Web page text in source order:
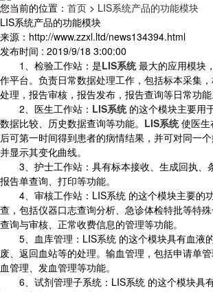
您当前的位置： 首页 > LIS系统产品的功能模块
LIS系统产品的功能模块
来源：http://www.zzxl.ltd/news134394.html
发布时间 : 2019/9/18 3:00:00
1、检验工作站：是LIS系统最大的应用模块
作平台。负责日常数据处理工作，包括标本采集
处理，报告审核，报告发布，报告查询等日常功能
2、医生工作站： LIS系统的这个模块主要用
数据比较、历史数据查询等功能。 LIS系统使医生
后可第一时间得到患者的病情结果，并可对同一
并显示其变化曲线。
3、护士工作站：具有标本接收、生成回执、条
报告单查询、打印等功能。
4、审核工作站：LIS系统 的这个模块主要的
查，包括仪器口志查询分析、急诊体检特批等特
查询与审核、正常收费信息的管理等功能。
5、血库管理：LIS系统 的这个模块具有血液
废、返回血站等的处理。输血管理，包括申请单
血管理、发血管理等功能。
6、试剂管理子系统：LIS系统 的这个模块具